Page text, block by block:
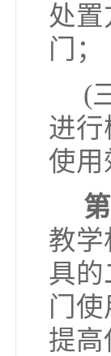
处
门；
(
进
使用
教
具
门
提高